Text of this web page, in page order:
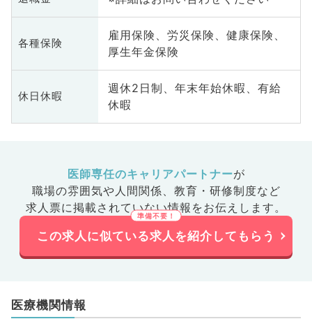
各種保険
雇用保険、労災保険、健康保険、
厚生年金保険
休日休暇
週休2日制、年末年始休暇、有給
休暇
医師専任のキャリアパートナーが
職場の雰囲気や人間関係、 教育・研修制度など
求人票に掲載されていない情報をお伝えします。
この求人に似ている求人を紹介してもらう
医療機関情報